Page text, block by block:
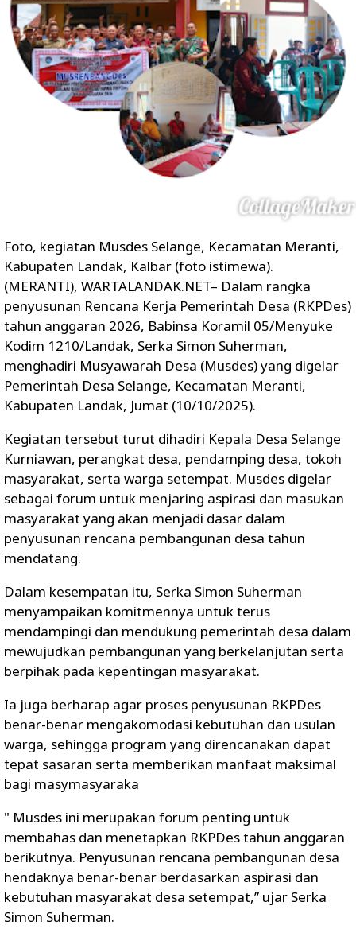
Foto, kegiatan Musdes Selange, Kecamatan Meranti,
Kabupaten Landak, Kalbar (foto istimewa).
(MERANTI), WARTALANDAK.NET– Dalam rangka
penyusunan Rencana Kerja Pemerintah Desa (RKPDes)
tahun anggaran 2026, Babinsa Koramil 05/Menyuke
Kodim 1210/Landak, Serka Simon Suherman,
menghadiri Musyawarah Desa (Musdes) yang digelar
Pemerintah Desa Selange, Kecamatan Meranti,
Kabupaten Landak, Jumat (10/10/2025).
Kegiatan tersebut turut dihadiri Kepala Desa Selange
Kurniawan, perangkat desa, pendamping desa, tokoh
masyarakat, serta warga setempat. Musdes digelar
sebagai forum untuk menjaring aspirasi dan masukan
masyarakat yang akan menjadi dasar dalam
penyusunan rencana pembangunan desa tahun
mendatang.
Dalam kesempatan itu, Serka Simon Suherman
menyampaikan komitmennya untuk terus
mendampingi dan mendukung pemerintah desa dalam
mewujudkan pembangunan yang berkelanjutan serta
berpihak pada kepentingan masyarakat.
Ia juga berharap agar proses penyusunan RKPDes
benar-benar mengakomodasi kebutuhan dan usulan
warga, sehingga program yang direncanakan dapat
tepat sasaran serta memberikan manfaat maksimal
bagi masymasyaraka
" Musdes ini merupakan forum penting untuk
membahas dan menetapkan RKPDes tahun anggaran
berikutnya. Penyusunan rencana pembangunan desa
hendaknya benar-benar berdasarkan aspirasi dan
kebutuhan masyarakat desa setempat,” ujar Serka
Simon Suherman.